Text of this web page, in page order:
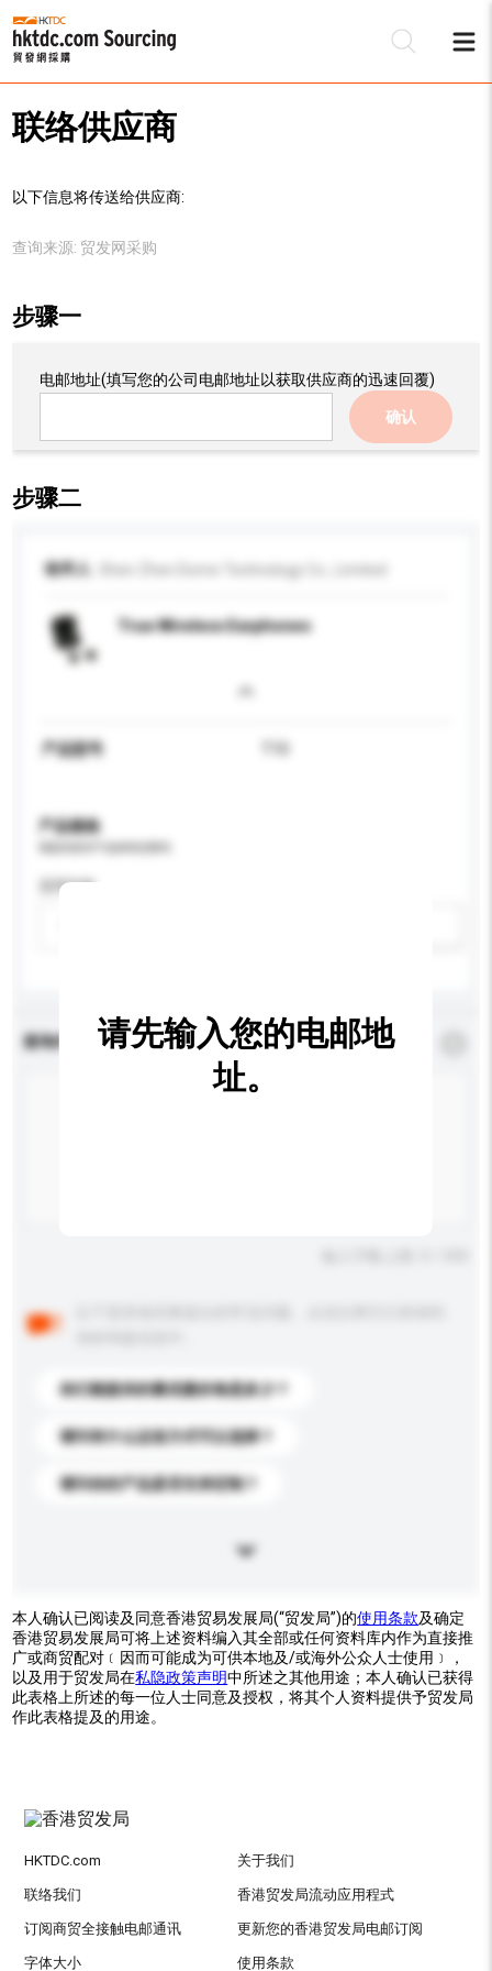
联络供应商
以下信息将传送给供应商:
查询来源: 贸发网采购
步骤一
电邮地址(填写您的公司电邮地址以获取供应商的迅速回覆)
确认
步骤二
收件人
True Wireless Earphones
产品型号
产品规格
适用年龄
查询内容 *必须填写
你们能提供的最优惠价格是多少？
请问有什么运送方式可以选择？
请问你的产品是否支持定制？
请先输入您的电邮地
址。
本人确认已阅读及同意香港贸易发展局(“贸发局”)的使用条款及确定
香港贸易发展局可将上述资料编入其全部或任何资料库内作为直接推
广或商贸配对﹝因而可能成为可供本地及/或海外公众人士使用﹞，
以及用于贸发局在私隐政策声明中所述之其他用途；本人确认已获得
此表格上所述的每一位人士同意及授权，将其个人资料提供予贸发局
作此表格提及的用途。
HKTDC.com 关于我们
联络我们 香港贸发局流动应用程式
订阅商贸全接触电邮通讯 更新您的香港贸发局电邮订阅
字体大小 使用条款